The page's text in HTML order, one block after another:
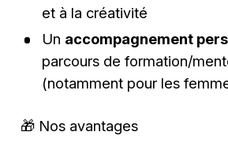
et à la créativité
Un accompagnement
parcours de formation/
(notamment pour les
🎁 Nos avantages